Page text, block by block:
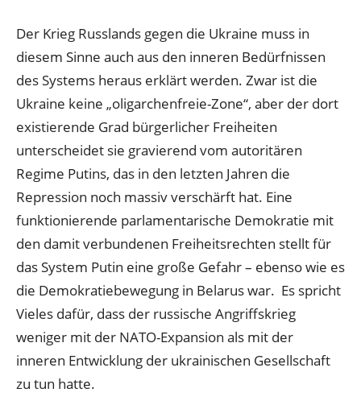
Der Krieg Russlands gegen die Ukraine muss in
diesem Sinne auch aus den inneren Bedürfnissen
des Systems heraus erklärt werden. Zwar ist die
Ukraine keine „oligarchenfreie-Zone“, aber der dort
existierende Grad bürgerlicher Freiheiten
unterscheidet sie gravierend vom autoritären
Regime Putins, das in den letzten Jahren die
Repression noch massiv verschärft hat. Eine
funktionierende parlamentarische Demokratie mit
den damit verbundenen Freiheitsrechten stellt für
das System Putin eine große Gefahr – ebenso wie es
die Demokratiebewegung in Belarus war. Es spricht
Vieles dafür, dass der russische Angriffskrieg
weniger mit der NATO-Expansion als mit der
inneren Entwicklung der ukrainischen Gesellschaft
zu tun hatte.